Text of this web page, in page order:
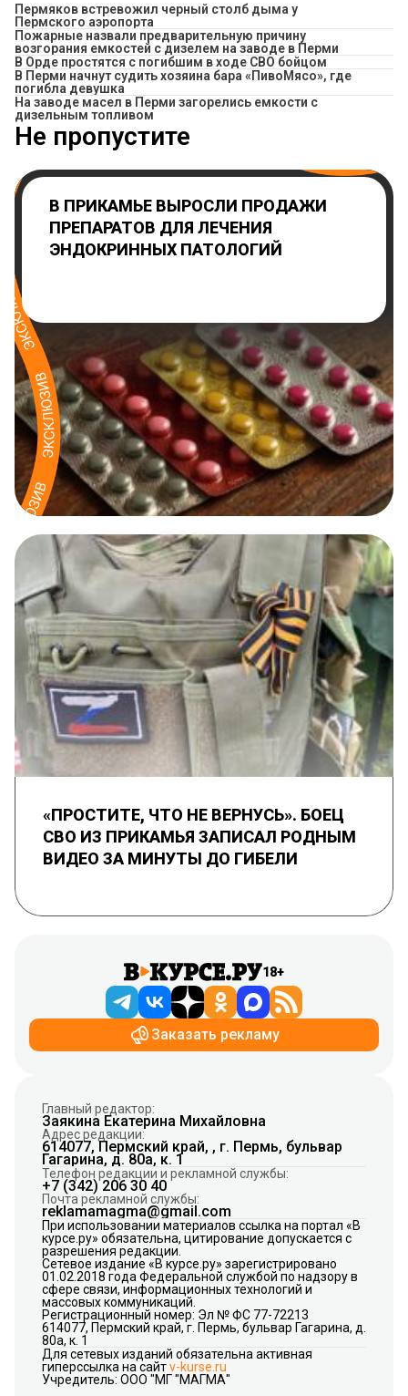
Пермяков встревожил черный столб дыма у
Пермского аэропорта
Пожарные назвали предварительную причину
возгорания емкостей с дизелем на заводе в Перми
В Орде простятся с погибшим в ходе СВО бойцом
​В Перми начнут судить хозяина бара «ПивоМясо», где
погибла девушка
На заводе масел в Перми загорелись емкости с
дизельным топливом
Не пропустите
В ПРИКАМЬЕ ВЫРОСЛИ ПРОДАЖИ
ПРЕПАРАТОВ ДЛЯ ЛЕЧЕНИЯ
ЭНДОКРИННЫХ ПАТОЛОГИЙ
«ПРОСТИТЕ, ЧТО НЕ ВЕРНУСЬ». БОЕЦ
СВО ИЗ ПРИКАМЬЯ ЗАПИСАЛ РОДНЫМ
ВИДЕО ЗА МИНУТЫ ДО ГИБЕЛИ
18+
Заказать рекламу
Главный редактор:
Заякина Екатерина Михайловна
Адрес редакции:
614077, Пермский край, , г. Пермь, бульвар
Гагарина, д. 80а, к. 1
Телефон редакции и рекламной службы:
+7 (342) 206 30 40
Почта рекламной службы:
reklamamagma@gmail.com
При использовании материалов ссылка на портал «В
курсе.ру» обязательна, цитирование допускается с
разрешения редакции.
Сетевое издание «В курсе.ру» зарегистрировано
01.02.2018 года Федеральной службой по надзору в
сфере связи, информационных технологий и
массовых коммуникаций.
Регистрационный номер: Эл № ФС 77-72213
614077, Пермский край, г. Пермь, бульвар Гагарина, д.
80а, к. 1
Для сетевых изданий обязательна активная
гиперссылка на сайтv-kurse.ru
Учредитель: ООО "МГ "МАГМА"